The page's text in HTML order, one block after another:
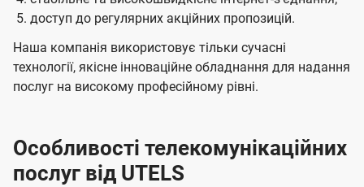
доступ до регулярних акційних пропозицій.
Наша компанія використовує тільки сучасні
технології, якісне інноваційне обладнання для надання
послуг на високому професійному рівні.
Особливості телекомунікаційних
послуг від UTELS